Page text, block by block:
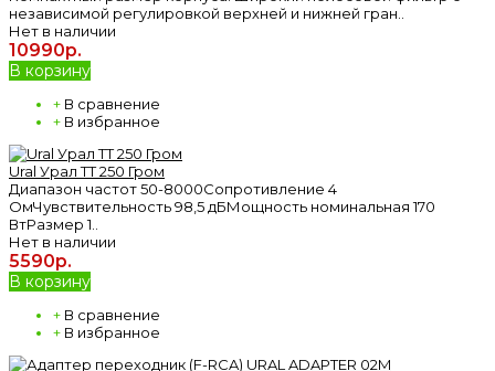
независимой регулировкой верхней и нижней гран..
Нет в наличии
10990р.
В корзину
+ В сравнение
+ В избранное
Ural Урал ТТ 250 Гром
Диапазон частот 50-8000Сопротивление 4
ОмЧувствительность 98,5 дБМощность номинальная 170
ВтРазмер 1..
Нет в наличии
5590р.
В корзину
+ В сравнение
+ В избранное